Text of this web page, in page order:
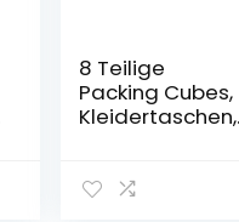
8 Teilige
Packing Cubes,
Kleidertaschen,
Reisen,